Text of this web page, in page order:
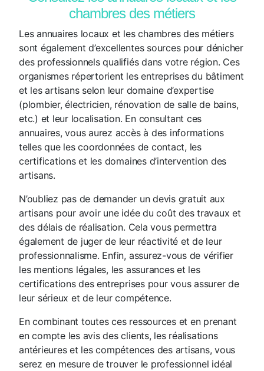
chambres des métiers
Les annuaires locaux et les chambres des métiers
sont également d’excellentes sources pour dénicher
des professionnels qualifiés dans votre région. Ces
organismes répertorient les entreprises du bâtiment
et les artisans selon leur domaine d’expertise
(plombier, électricien, rénovation de salle de bains,
etc.) et leur localisation. En consultant ces
annuaires, vous aurez accès à des informations
telles que les coordonnées de contact, les
certifications et les domaines d’intervention des
artisans.
N’oubliez pas de demander un devis gratuit aux
artisans pour avoir une idée du coût des travaux et
des délais de réalisation. Cela vous permettra
également de juger de leur réactivité et de leur
professionnalisme. Enfin, assurez-vous de vérifier
les mentions légales, les assurances et les
certifications des entreprises pour vous assurer de
leur sérieux et de leur compétence.
En combinant toutes ces ressources et en prenant
en compte les avis des clients, les réalisations
antérieures et les compétences des artisans, vous
serez en mesure de trouver le professionnel idéal